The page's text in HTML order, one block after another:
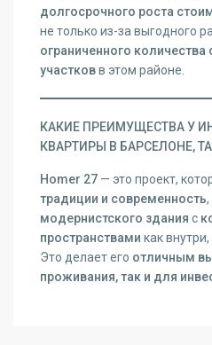
долгосрочного роста
не только из-за выгодного
ограниченного
участковв этом районе.
КАКИЕ ПРЕИМУЩЕСТВА У
КВАРТИРЫ В БАРСЕЛОНЕ,
Homer 27 — это проект,
традиции и современность
модернистского здания с
пространствами как
Это делает его отличным
проживания, так и для